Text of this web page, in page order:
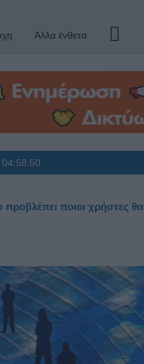
Άλλα ένθετα
04:58:51
ποιοι χρήστες θα